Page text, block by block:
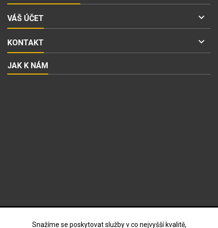
Snažíme se poskytovat služby v co nejvyšší kvalitě,
VÁŠ ÚČET 
KONTAKT 
JAK K NÁM